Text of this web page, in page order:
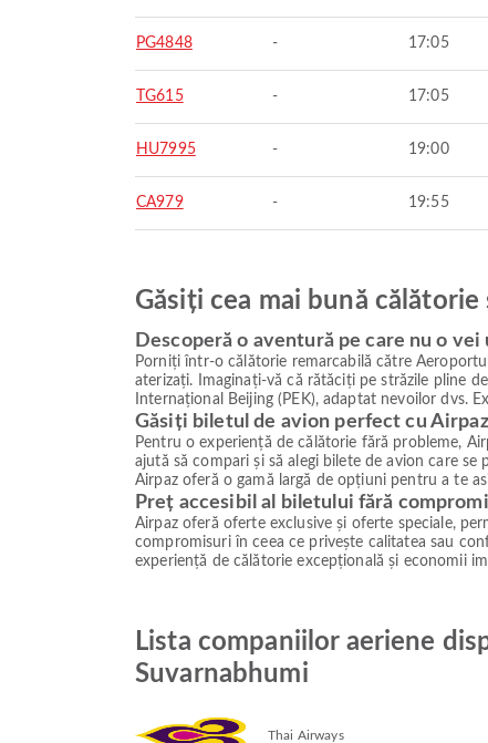
PG4848 - 17:05
TG615 - 17:05
HU7995 - 19:00
CA979 - 19:55
Găsiți cea mai bună
Descoperă o aventură pe care nu o
Porniți într-o călătorie remarcabilă către
aterizați. Imaginați-vă că rătăciți pe străzile pline
Internațional Beijing (PEK), adaptat nevoilor dvs.
Găsiți biletul de avion perfect cu Airpaz
Pentru o experiență de călătorie fără probleme,
ajută să compari și să alegi bilete de avion care
Airpaz oferă o gamă largă de opțiuni pentru a te
Preț accesibil al biletului fără
Airpaz oferă oferte exclusive și oferte speciale,
compromisuri în ceea ce privește calitatea sau
experiență de călătorie excepțională și economii
Lista companiilor aeriene
Suvarnabhumi
Thai Airways